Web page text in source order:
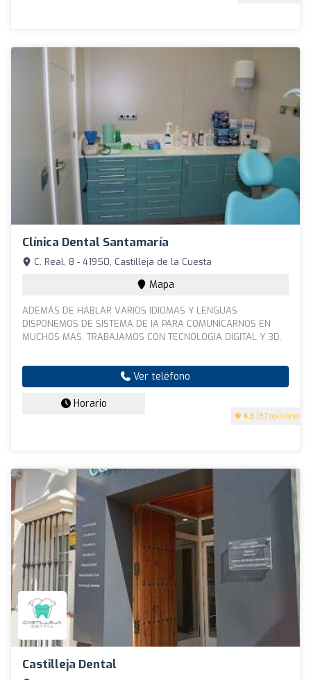
Clínica Dental Santamaría
4.3 (87 opiniones)
C. Real, 8 - 41950, Castilleja de la Cuesta
Mapa
ADEMÁS DE HABLAR VARIOS IDIOMAS Y LENGUAS
DISPONEMOS DE SISTEMA DE IA PARA COMUNICARNOS EN
MUCHOS MAS. TRABAJAMOS CON TECNOLOGIA DIGITAL Y 3D.
Ver teléfono
Horario
Castilleja Dental